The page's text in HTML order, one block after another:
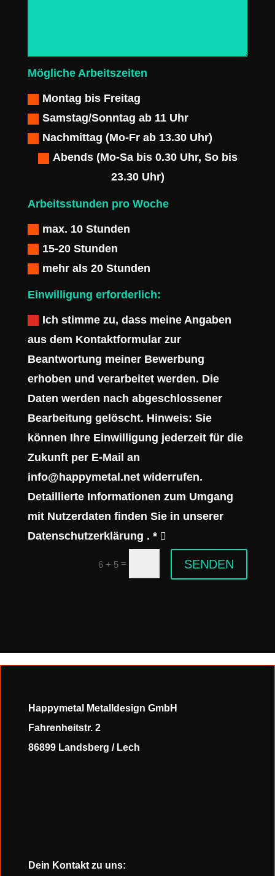
Mögliche Arbeitszeiten
Montag bis Freitag
Samstag/Sonntag ab 11 Uhr
Nachmittag (Mo-Fr ab 13.30 Uhr)
Abends (Mo-Sa bis 0.30 Uhr, So bis
23.30 Uhr)
Arbeitsstunden pro Woche
max. 10 Stunden
15-20 Stunden
mehr als 20 Stunden
Einwilligung erforderlich:
Ich stimme zu, dass meine Angaben
aus dem Kontaktformular zur
Beantwortung meiner Bewerbung
erhoben und verarbeitet werden. Die
Daten werden nach abgeschlossener
Bearbeitung gelöscht. Hinweis: Sie
können Ihre Einwilligung jederzeit für die
Zukunft per E-Mail an
info@happymetal.net widerrufen.
Detaillierte Informationen zum Umgang
mit Nutzerdaten finden Sie in unserer
Datenschutzerklärung . *
6 + 5 = SENDEN
Happymetal Metalldesign GmbH
Fahrenheitstr. 2
86899 Landsberg / Lech
Dein Kontakt zu uns: